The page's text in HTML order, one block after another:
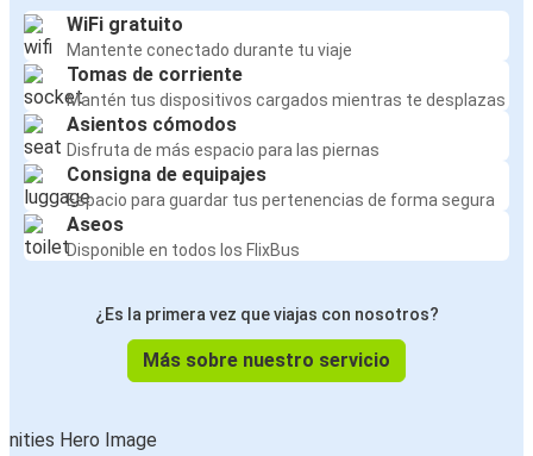
WiFi gratuito
Mantente conectado durante tu viaje
Tomas de corriente
Mantén tus dispositivos cargados mientras te desplazas
Asientos cómodos
Disfruta de más espacio para las piernas
Consigna de equipajes
Espacio para guardar tus pertenencias de forma segura
Aseos
Disponible en todos los FlixBus
¿Es la primera vez que viajas con nosotros?
Más sobre nuestro servicio